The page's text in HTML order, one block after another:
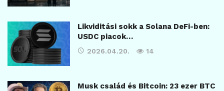
Likviditási sokk a Solana DeFi-ben:
USDC piacok…
2026.04.20. 14
Musk család és Bitcoin: 23 ezer BTC